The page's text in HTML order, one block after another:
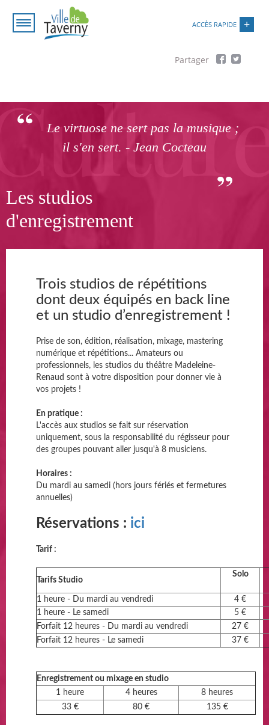
contenu
ACCÈS RAPIDE
Le virtuose ne sert pas la musique ;
il s'en sert. - Jean Cocteau
Les studios
d'enregistrement
Trois studios de répétitions
dont deux équipés en back line
et un studio d’enregistrement !
Prise de son, édition, réalisation, mixage, mastering
numérique et répétitions... Amateurs ou
professionnels, les studios du théâtre Madeleine-
Renaud sont à votre disposition pour donner vie à
vos projets !
En pratique :
L'accès aux studios se fait sur réservation
uniquement, sous la responsabilité du régisseur pour
des groupes pouvant aller jusqu'à 8 musiciens.
Horaires :
Du mardi au samedi (hors jours fériés et fermetures
annuelles)
Réservations : ici
Tarif :
Tarifs Studio
Solo
1 heure - Du mardi au vendredi
4 €
1 heure - Le samedi
5 €
Forfait 12 heures - Du mardi au vendredi
27 €
Forfait 12 heures - Le samedi
37 €
Enregistrement ou mixage en studio
1 heure
4 heures
8 heures
33 €
80 € 135 €
Paramétrer les cookies